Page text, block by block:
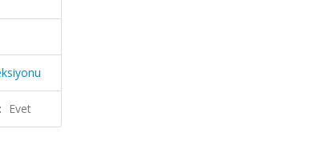
Evet